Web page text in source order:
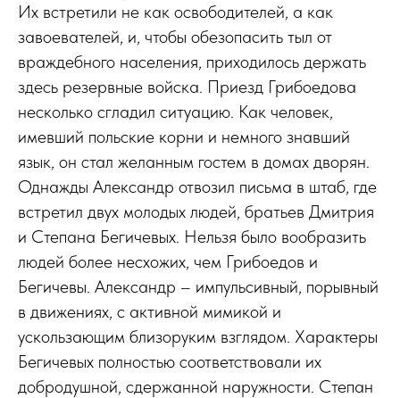
Их встретили не как освободителей, а как
завоевателей, и, чтобы обезопасить тыл от
враждебного населения, приходилось держать
здесь резервные войска. Приезд Грибоедова
несколько сгладил ситуацию. Как человек,
имевший польские корни и немного знавший
язык, он стал желанным гостем в домах дворян.
Однажды Александр отвозил письма в штаб, где
встретил двух молодых людей, братьев Дмитрия
и Степана Бегичевых. Нельзя было вообразить
людей более несхожих, чем Грибоедов и
Бегичевы. Александр – импульсивный, порывный
в движениях, с активной мимикой и
ускользающим близоруким взглядом. Характеры
Бегичевых полностью соответствовали их
добродушной, сдержанной наружности. Степан